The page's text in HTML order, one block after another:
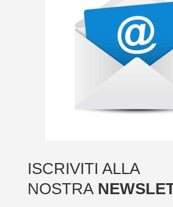
ISCRIVITI ALLA
NOSTRA